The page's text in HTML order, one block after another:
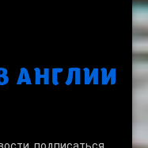
подписаться